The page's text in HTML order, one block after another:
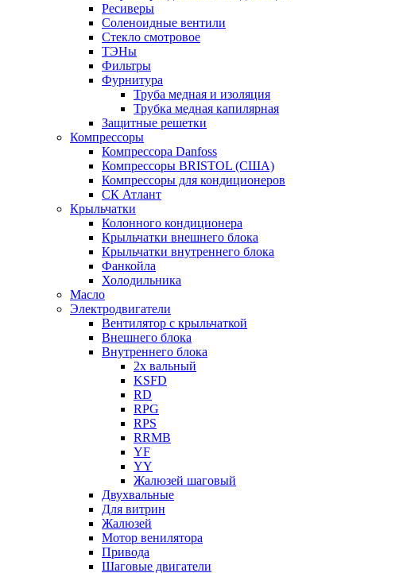
Ресиверы
Соленоидные вентили
Стекло смотровое
ТЭНы
Фильтры
Фурнитура
Труба медная и изоляция
Трубка медная капилярная
Защитные решетки
Компрессоры
Компрессора Danfoss
Компрессоры BRISTOL (США)
Компрессоры для кондиционеров
СК Атлант
Крыльчатки
Колонного кондиционера
Крыльчатки внешнего блока
Крыльчатки внутреннего блока
Фанкойла
Холодильника
Масло
Электродвигатели
Вентилятор с крыльчаткой
Внешнего блока
Внутреннего блока
2х вальный
KSFD
RD
RPG
RPS
RRMB
YF
YY
Жалюзей шаговый
Двухвальные
Для витрин
Жалюзей
Мотор венилятора
Привода
Шаговые двигатели